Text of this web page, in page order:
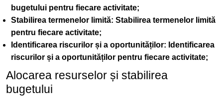
bugetului pentru fiecare activitate;
Stabilirea termenelor limită: Stabilirea termenelor limită
pentru fiecare activitate;
Identificarea riscurilor și a oportunităților: Identificarea
riscurilor și a oportunităților pentru fiecare activitate;
Alocarea resurselor și stabilirea
bugetului